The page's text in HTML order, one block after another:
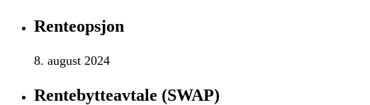
Renteopsjon
8. august 2024
Rentebytteavtale (SWAP)